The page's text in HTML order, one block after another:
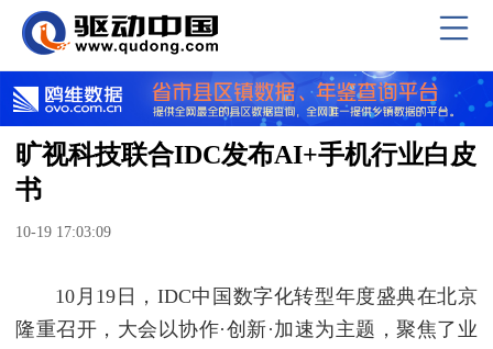
旷视科技联合IDC发布AI+手机行业白皮
书
10-19 17:03:09
10月19日，IDC中国数字化转型年度盛典在北京
隆重召开，大会以协作·创新·加速为主题，聚焦了业